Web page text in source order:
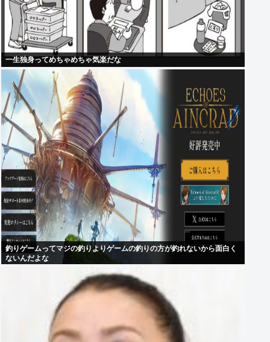
一生独身ってめちゃめちゃ気楽だな
釣りゲームってマジの釣りよりゲームの釣りの方が釣れないから面白く
ないんだよな